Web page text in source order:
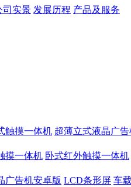
司实景 发展历程 产品及服务
触摸一体机 超薄立式液晶广告
摸一体机 卧式红外触摸一体机
广告机安卓版 LCD条形屏 车